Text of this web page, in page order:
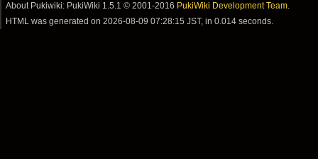
About Pukiwiki: PukiWiki 1.5.1 © 2001-2016 PukiWiki Development Team
HTML was generated on2026-08-09 07:28:15 JST, in 0.014 seconds.